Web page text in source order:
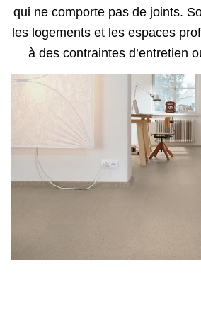
qui ne comporte pas de joints.
les logements et les espaces
à des contraintes d’entretien